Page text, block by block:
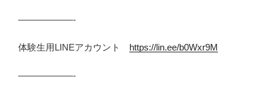
——————-
体験生用LINEアカウント https://lin.ee/b0Wxr9M
——————-